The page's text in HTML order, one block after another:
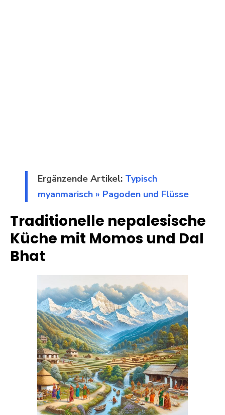
Ergänzende Artikel: Typisch
myanmarisch » Pagoden und Flüsse
Traditionelle nepalesische
Küche mit Momos und Dal
Bhat